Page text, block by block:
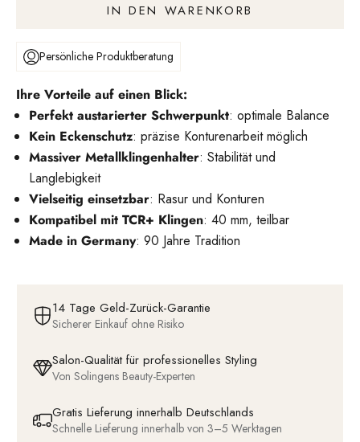
IN DEN WARENKORB
Persönliche Produktberatung
Ihre Vorteile auf einen Blick:
Perfekt austarierter Schwerpunkt: optimale Balance
Kein Eckenschutz: präzise Konturenarbeit möglich
Massiver Metallklingenhalter: Stabilität und
Langlebigkeit
Vielseitig einsetzbar: Rasur und Konturen
Kompatibel mit TCR+ Klingen: 40 mm, teilbar
Made in Germany: 90 Jahre Tradition
14 Tage Geld-Zurück-Garantie
Sicherer Einkauf ohne Risiko
Salon-Qualität für professionelles Styling
Von Solingens Beauty-Experten
Gratis Lieferung innerhalb Deutschlands
Schnelle Lieferung innerhalb von 3–5 Werktagen